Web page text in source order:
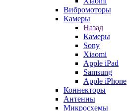
Вибромоторы
Камеры
Назад
Камеры
Sony
Xiaomi
Apple iPad
Samsung
Apple iPhone
Коннекторы
Антенны
Микросхемы